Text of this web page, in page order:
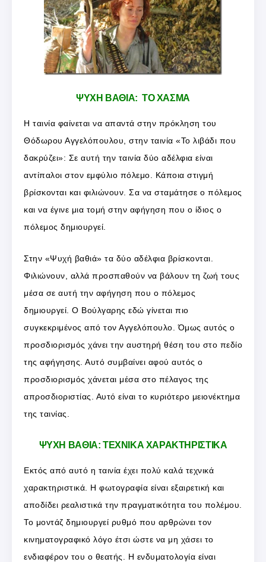
ΨΥΧΗ ΒΑΘΙΑ: ΤΟ ΧΑΣΜΑ
Η ταινία φαίνεται να απαντά στην πρόκληση του
Θόδωρου Αγγελόπουλου, στην ταινία «Το λιβάδι που
δακρύζει»: Σε αυτή την ταινία δύο αδέλφια είναι
αντίπαλοι στον εμφύλιο πόλεμο. Κάποια στιγμή
βρίσκονται και φιλιώνουν. Σα να σταμάτησε ο πόλεμος
και να έγινε μια τομή στην αφήγηση που ο ίδιος ο
πόλεμος δημιουργεί.
Στην «Ψυχή βαθιά» τα δύο αδέλφια βρίσκονται.
Φιλιώνουν, αλλά προσπαθούν να βάλουν τη ζωή τους
μέσα σε αυτή την αφήγηση που ο πόλεμος
δημιουργεί. Ο Βούλγαρης εδώ γίνεται πιο
συγκεκριμένος από τον Αγγελόπουλο. Όμως αυτός ο
προσδιορισμός χάνει την αυστηρή θέση του στο πεδίο
της αφήγησης. Αυτό συμβαίνει αφού αυτός ο
προσδιορισμός χάνεται μέσα στο πέλαγος της
απροσδιοριστίας. Αυτό είναι το κυριότερο μειονέκτημα
της ταινίας.
ΨΥΧΗ ΒΑΘΙΑ: ΤΕΧΝΙΚΑ ΧΑΡΑΚΤΗΡΙΣΤΙΚΑ
Εκτός από αυτό η ταινία έχει πολύ καλά τεχνικά
χαρακτηριστικά. Η φωτογραφία είναι εξαιρετική και
αποδίδει ρεαλιστικά την πραγματικότητα του πολέμου.
Το μοντάζ δημιουργεί ρυθμό που αρθρώνει τον
κινηματογραφικό λόγο έτσι ώστε να μη χάσει το
ενδιαφέρον του ο θεατής. Η ενδυματολογία είναι